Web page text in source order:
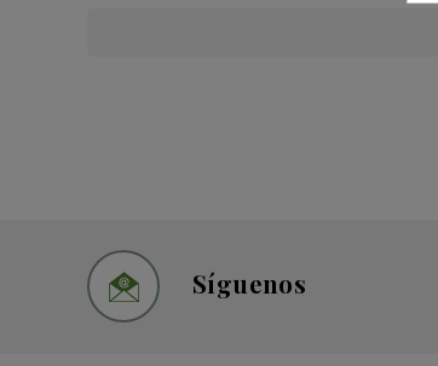
Síguenos